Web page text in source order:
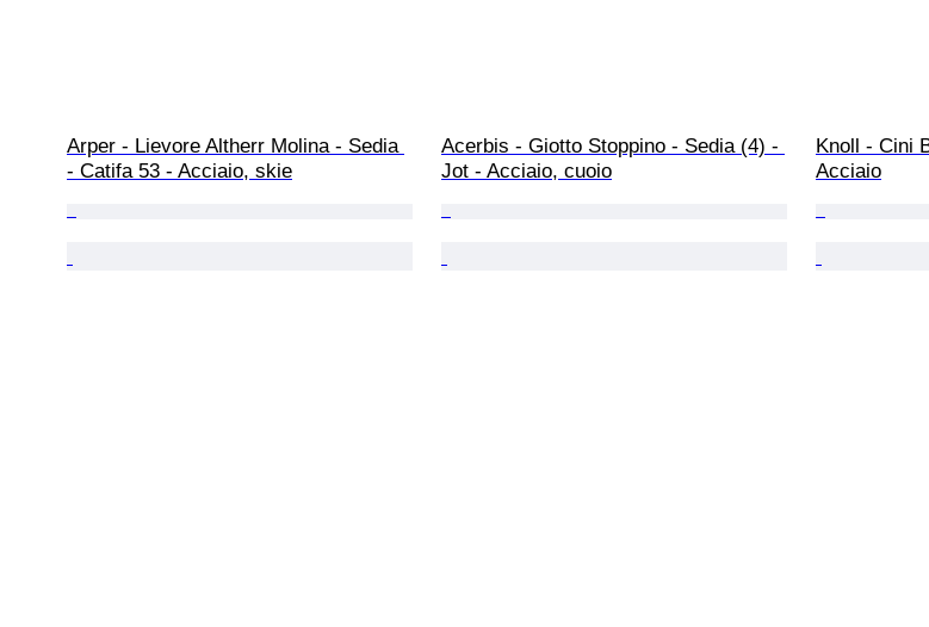
Arper - Lievore Altherr Molina - Sedia
- Catifa 53 - Acciaio, skie
Acerbis - Giotto Stoppino - Sedia (4) -
Jot - Acciaio, cuoio
Knoll - Cini
Acciaio